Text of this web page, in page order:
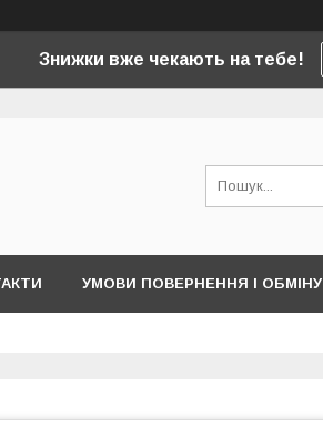
Знижки вже чекають на тебе!
УМОВИ ПОВЕРНЕННЯ І ОБМІНУ